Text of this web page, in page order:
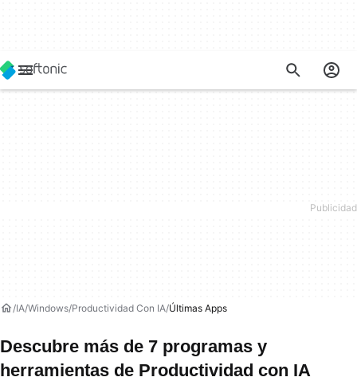
IA Windows Productividad Con IA Últimas Apps
Descubre más de 7 programas y
herramientas de Productividad con IA